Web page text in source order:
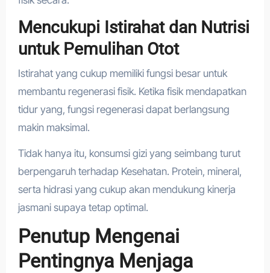
Mencukupi Istirahat dan Nutrisi
untuk Pemulihan Otot
Istirahat yang cukup memiliki fungsi besar untuk
membantu regenerasi fisik. Ketika fisik mendapatkan
tidur yang, fungsi regenerasi dapat berlangsung
makin maksimal.
Tidak hanya itu, konsumsi gizi yang seimbang turut
berpengaruh terhadap Kesehatan. Protein, mineral,
serta hidrasi yang cukup akan mendukung kinerja
jasmani supaya tetap optimal.
Penutup Mengenai
Pentingnya Menjaga